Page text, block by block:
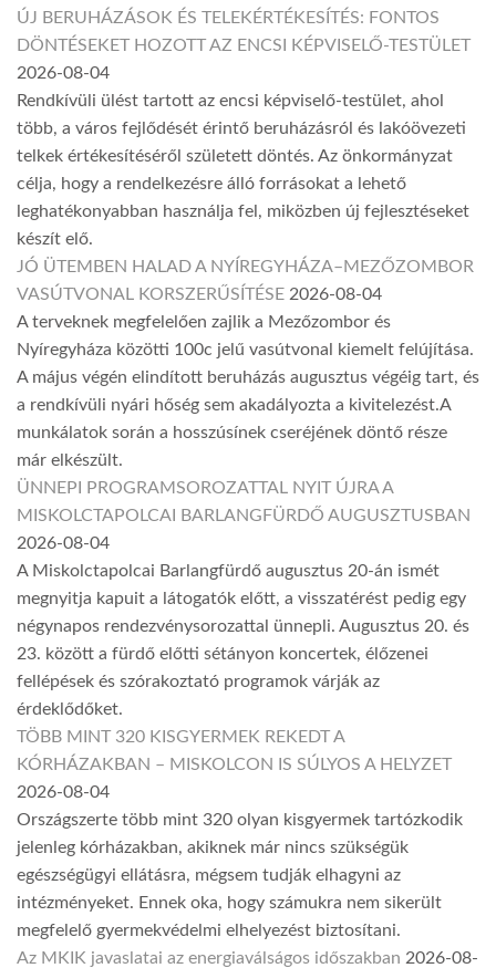
ÚJ BERUHÁZÁSOK ÉS TELEKÉRTÉKESÍTÉS: FONTOS
DÖNTÉSEKET HOZOTT AZ ENCSI KÉPVISELŐ-TESTÜLET
2026-08-04
Rendkívüli ülést tartott az encsi képviselő-testület, ahol
több, a város fejlődését érintő beruházásról és lakóövezeti
telkek értékesítéséről született döntés. Az önkormányzat
célja, hogy a rendelkezésre álló forrásokat a lehető
leghatékonyabban használja fel, miközben új fejlesztéseket
készít elő.
JÓ ÜTEMBEN HALAD A NYÍREGYHÁZA–MEZŐZOMBOR
VASÚTVONAL KORSZERŰSÍTÉSE 2026-08-04
A terveknek megfelelően zajlik a Mezőzombor és
Nyíregyháza közötti 100c jelű vasútvonal kiemelt felújítása.
A május végén elindított beruházás augusztus végéig tart, és
a rendkívüli nyári hőség sem akadályozta a kivitelezést.A
munkálatok során a hosszúsínek cseréjének döntő része
már elkészült.
ÜNNEPI PROGRAMSOROZATTAL NYIT ÚJRA A
MISKOLCTAPOLCAI BARLANGFÜRDŐ AUGUSZTUSBAN
2026-08-04
A Miskolctapolcai Barlangfürdő augusztus 20-án ismét
megnyitja kapuit a látogatók előtt, a visszatérést pedig egy
négynapos rendezvénysorozattal ünnepli. Augusztus 20. és
23. között a fürdő előtti sétányon koncertek, élőzenei
fellépések és szórakoztató programok várják az
érdeklődőket.
TÖBB MINT 320 KISGYERMEK REKEDT A
KÓRHÁZAKBAN – MISKOLCON IS SÚLYOS A HELYZET
2026-08-04
Országszerte több mint 320 olyan kisgyermek tartózkodik
jelenleg kórházakban, akiknek már nincs szükségük
egészségügyi ellátásra, mégsem tudják elhagyni az
intézményeket. Ennek oka, hogy számukra nem sikerült
megfelelő gyermekvédelmi elhelyezést biztosítani.
Az MKIK javaslatai az energiaválságos időszakban 2026-08-